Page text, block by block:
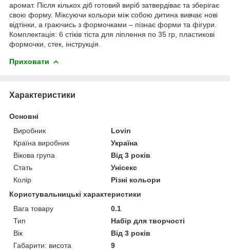
аромат. Після кількох діб готовий виріб затвердіває та зберігає
свою форму. Міксуючи кольори між собою дитина вивчає нові
відтінки, а граючись з формочками – пізнає форми та фігури.
Комплектація: 6 стіків тіста для ліплення по 35 гр, пластикові
формочки, стек, інструкція.
Приховати
Характеристики
Основні
Виробник
Lovin
Країна виробник
Україна
Вікова група
Від 3 років
Стать
Унісекс
Колір
Різні кольори
Користувальницькі характеристики
Вага товару
0.1
Тип
Набір для творчості
Вік
Від 3 років
Габарити: висота
9